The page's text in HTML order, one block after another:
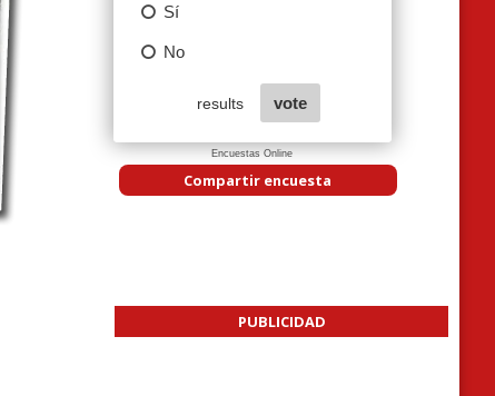
Encuestas Online
Compartir encuesta
PUBLICIDAD